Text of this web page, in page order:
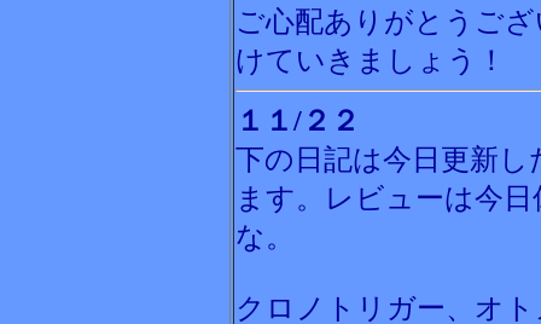
ご心配ありがとうご
けていきましょう！
１１/２２
下の日記は今日更新
ます。レビューは今
な。
クロノトリガー、オ